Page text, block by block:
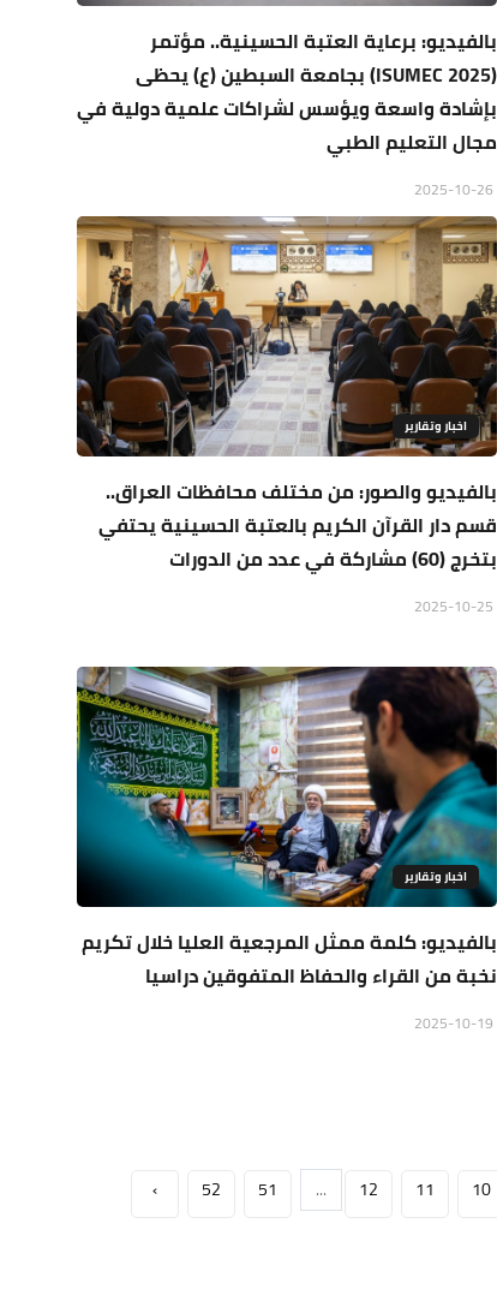
بالفيديو: برعاية العتبة الحسينية.. مؤتمر
(ISUMEC 2025) بجامعة السبطين (ع) يحظى
بإشادة واسعة ويؤسس لشراكات علمية دولية في
مجال التعليم الطبي
اخبار وتقارير
بالفيديو والصور: من مختلف محافظات العراق..
قسم دار القرآن الكريم بالعتبة الحسينية يحتفي
بتخرج (60) مشاركة في عدد من الدورات
اخبار وتقارير
بالفيديو: كلمة ممثل المرجعية العليا خلال تكريم
نخبة من القراء والحفاظ المتفوقين دراسيا
10
11
12
...
51
52
›